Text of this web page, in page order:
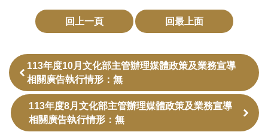
訊
展
覽
回上一頁 回最上面
113年度10月文化部主管辦理媒體政策及業務宣導
相關廣告執行情形：無
113年度8月文化部主管辦理媒體政策及業務宣導
相關廣告執行情形：無